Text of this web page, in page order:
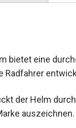
bietet eine
Radfahrer
der Helm
als Marke